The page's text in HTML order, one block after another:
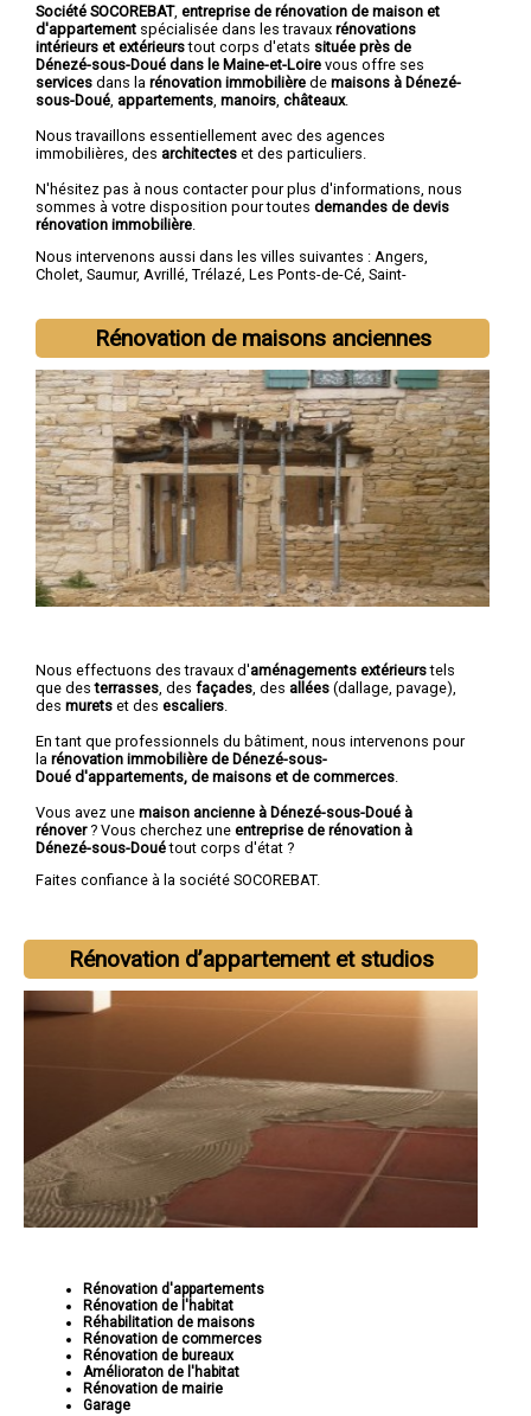
Société SOCOREBAT, entreprise de rénovation de maison et
d'appartement spécialisée dans les travaux rénovations
intérieurs et extérieurstout corps d'etats située près de
Dénezé-sous-Doué dans le Maine-et-Loire vous offre ses
services dans la rénovation immobilière de maisons à Dénezé-
sous-Doué appartements manoirs châteaux.
Nous travaillons essentiellement avec des agences
immobilières, des architectes et des particuliers.
N'hésitez pas à nous contacter pour plus d'informations, nous
sommes à votre disposition pour toutes demandes de devis
rénovation immobilière
Nous intervenons aussi dans les villes suivantes : Angers,
Cholet, Saumur, Avrillé, Trélazé, Les Ponts-de-Cé, Saint-
Rénovation de maisons anciennes
Nous effectuons des travaux d'aménagements extérieurstels
que desterrasses , des façades , des allées (dallage, pavage),
des murets et des escaliers
En tant que professionnels du bâtiment, nous intervenons pour
la rénovation immobilière de Dénezé-sous-
Doué d'appartements, de maisons et de commerces
Vous avez une maison ancienne à Dénezé-sous-Doué à
rénover? Vous cherchez une entreprise de rénovation à
Dénezé-sous-Douétout corps d'état ?
Faites confiance à la société SOCOREBAT.
Rénovation d’appartement et studios
Rénovation d'appartements
Rénovation de l'habitat
Réhabilitation de maisons
Rénovation de commerces
Rénovation de bureaux
Amélioraton de l'habitat
Rénovation de mairie
Garage